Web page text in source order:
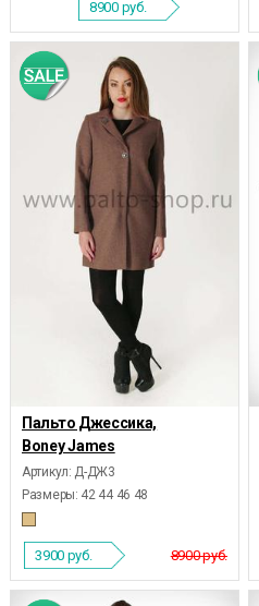
8900 руб.
Пальто Джессика,
Boney James
Артикул: Д-ДЖ3
Размеры: 42 44 46 48
8900 руб.
3900 руб.